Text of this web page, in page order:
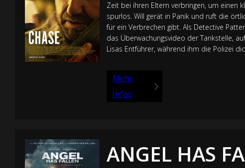
Zeit bei ihren Eltern verbringen, um einen
spurlos. Will gerät in Panik und ruft die
für ein Verbrechen gibt. Als Detective
das Überwachungsvideo der Tankstelle,
Lisas Entführer, während ihm die Polizei
Mehr
Infos
ANGEL HAS